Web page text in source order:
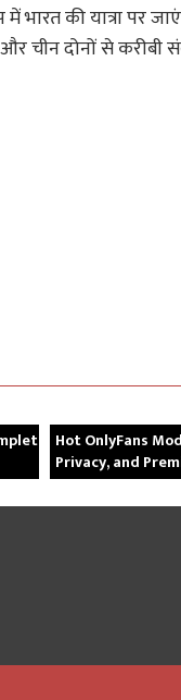
भारत की यात्रा पर
चीन दोनों से करीबी
Hot OnlyFans
Privacy, and